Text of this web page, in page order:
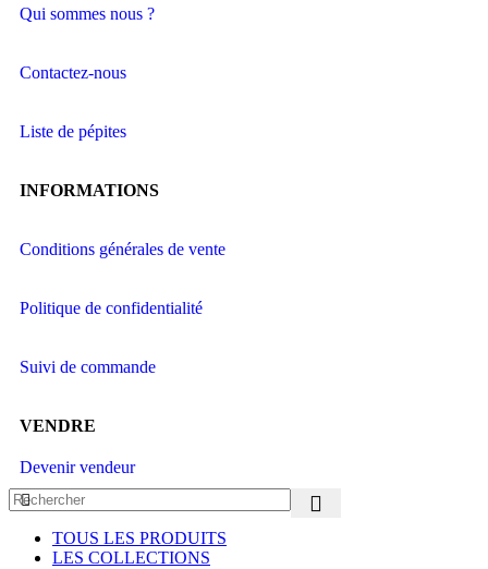
Qui sommes nous ?
Contactez-nous
Liste de pépites
INFORMATIONS
Conditions générales de vente
Politique de confidentialité
Suivi de commande
VENDRE
Devenir vendeur
TOUS LES PRODUITS
LES COLLECTIONS